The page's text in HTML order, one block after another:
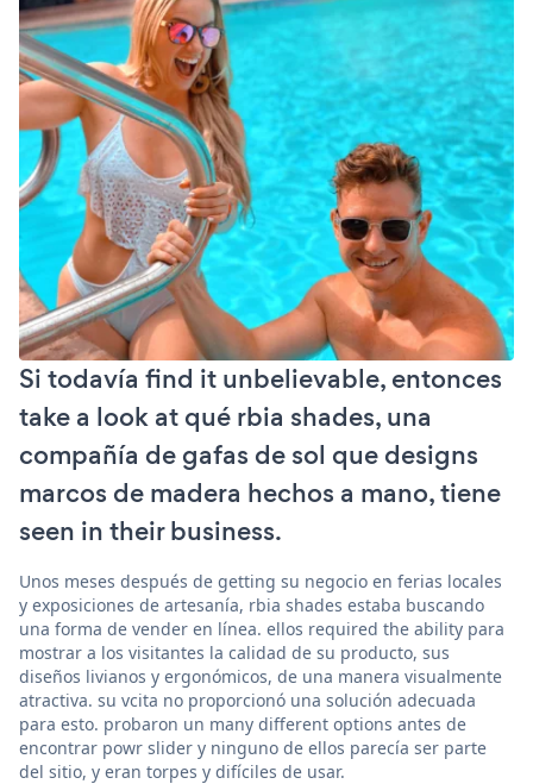
Si todavía find it unbelievable, entonces
take a look at qué rbia shades, una
compañía de gafas de sol que designs
marcos de madera hechos a mano, tiene
seen in their business.
Unos meses después de getting su negocio en ferias locales
y exposiciones de artesanía, rbia shades estaba buscando
una forma de vender en línea. ellos required the ability para
mostrar a los visitantes la calidad de su producto, sus
diseños livianos y ergonómicos, de una manera visualmente
atractiva. su vcita no proporcionó una solución adecuada
para esto. probaron un many different options antes de
encontrar powr slider y ninguno de ellos parecía ser parte
del sitio, y eran torpes y difíciles de usar.